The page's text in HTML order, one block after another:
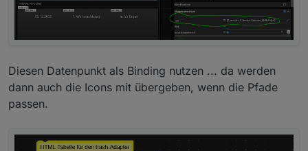
Diesen Datenpunkt als Binding nutzen ... da werden
dann auch die Icons mit übergeben, wenn die Pfade
passen.